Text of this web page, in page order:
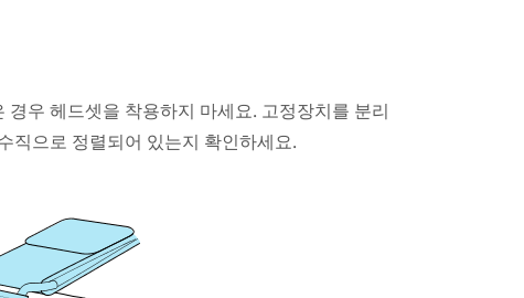
우 헤드셋을 착용하지 마세요. 고정장치를 분리
직으로 정렬되어 있는지 확인하세요.